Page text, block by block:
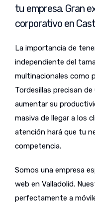
tu empresa. Gran
corporativo en
La importancia de
independiente del
multinacionales como
Tordesillas precisan
aumentar su
masiva de llegar a los
atención hará que tu
competencia.
Somos una empresa
web en Valladolid.
perfectamente a